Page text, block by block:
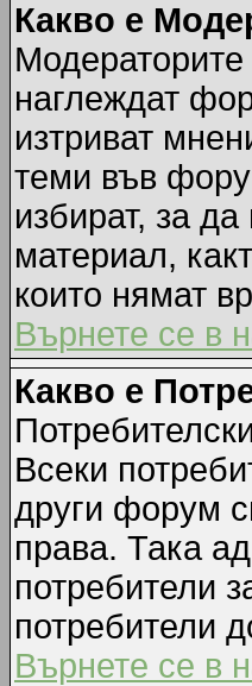
Какво е
Модераторите
наглеждат
изтриват
теми във
избират, за
материал,
които нямат
Върнете се в
Какво е
Всеки
други форум
права. Така
потребители
потребители
Върнете се в